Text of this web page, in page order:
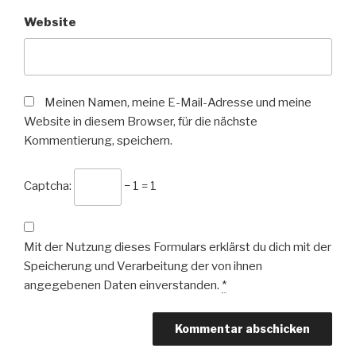
Website
Meinen Namen, meine E-Mail-Adresse und meine
Website in diesem Browser, für die nächste
Kommentierung, speichern.
Captcha: − 1 = 1
Mit der Nutzung dieses Formulars erklärst du dich mit der
Speicherung und Verarbeitung der von ihnen
angegebenen Daten einverstanden. *